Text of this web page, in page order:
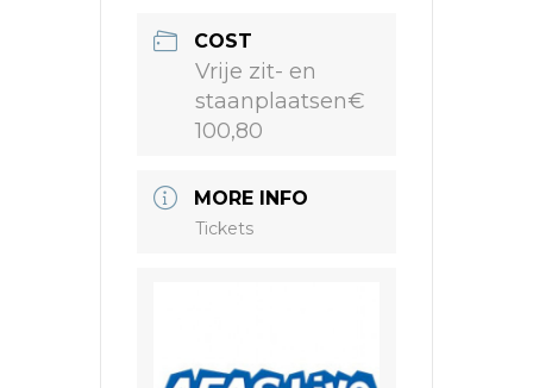
COST
Vrije zit- en
staanplaatsen€
100,80
MORE INFO
Tickets